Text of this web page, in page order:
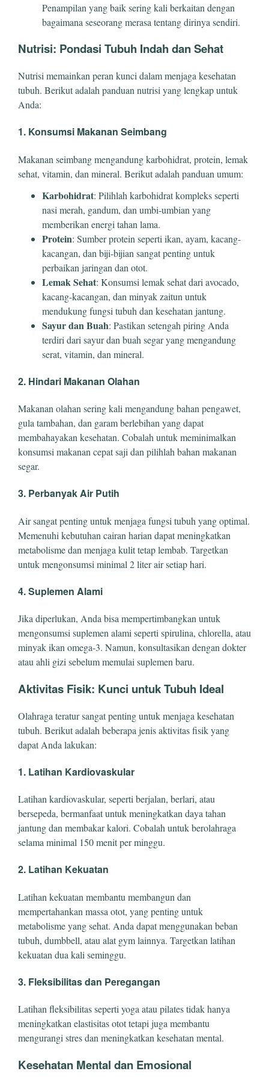
Penampilan yang baik sering kali berkaitan dengan
bagaimana seseorang merasa tentang dirinya sendiri.
Nutrisi: Pondasi Tubuh Indah dan Sehat
Nutrisi memainkan peran kunci dalam menjaga kesehatan
tubuh. Berikut adalah panduan nutrisi yang lengkap untuk
Anda:
1. Konsumsi Makanan Seimbang
Makanan seimbang mengandung karbohidrat, protein, lemak
sehat, vitamin, dan mineral. Berikut adalah panduan umum:
Karbohidrat: Pilihlah karbohidrat kompleks seperti
nasi merah, gandum, dan umbi-umbian yang
memberikan energi tahan lama.
Protein: Sumber protein seperti ikan, ayam, kacang-
kacangan, dan biji-bijian sangat penting untuk
perbaikan jaringan dan otot.
Lemak Sehat: Konsumsi lemak sehat dari avocado,
kacang-kacangan, dan minyak zaitun untuk
mendukung fungsi tubuh dan kesehatan jantung.
Sayur dan Buah: Pastikan setengah piring Anda
terdiri dari sayur dan buah segar yang mengandung
serat, vitamin, dan mineral.
2. Hindari Makanan Olahan
Makanan olahan sering kali mengandung bahan pengawet,
gula tambahan, dan garam berlebihan yang dapat
membahayakan kesehatan. Cobalah untuk meminimalkan
konsumsi makanan cepat saji dan pilihlah bahan makanan
segar.
3. Perbanyak Air Putih
Air sangat penting untuk menjaga fungsi tubuh yang optimal.
Memenuhi kebutuhan cairan harian dapat meningkatkan
metabolisme dan menjaga kulit tetap lembab. Targetkan
untuk mengonsumsi minimal 2 liter air setiap hari.
4. Suplemen Alami
Jika diperlukan, Anda bisa mempertimbangkan untuk
mengonsumsi suplemen alami seperti spirulina, chlorella, atau
minyak ikan omega-3. Namun, konsultasikan dengan dokter
atau ahli gizi sebelum memulai suplemen baru.
Aktivitas Fisik: Kunci untuk Tubuh Ideal
Olahraga teratur sangat penting untuk menjaga kesehatan
tubuh. Berikut adalah beberapa jenis aktivitas fisik yang
dapat Anda lakukan:
1. Latihan Kardiovaskular
Latihan kardiovaskular, seperti berjalan, berlari, atau
bersepeda, bermanfaat untuk meningkatkan daya tahan
jantung dan membakar kalori. Cobalah untuk berolahraga
selama minimal 150 menit per minggu.
2. Latihan Kekuatan
Latihan kekuatan membantu membangun dan
mempertahankan massa otot, yang penting untuk
metabolisme yang sehat. Anda dapat menggunakan beban
tubuh, dumbbell, atau alat gym lainnya. Targetkan latihan
kekuatan dua kali seminggu.
3. Fleksibilitas dan Peregangan
Latihan fleksibilitas seperti yoga atau pilates tidak hanya
meningkatkan elastisitas otot tetapi juga membantu
mengurangi stres dan meningkatkan kesehatan mental.
Kesehatan Mental dan Emosional